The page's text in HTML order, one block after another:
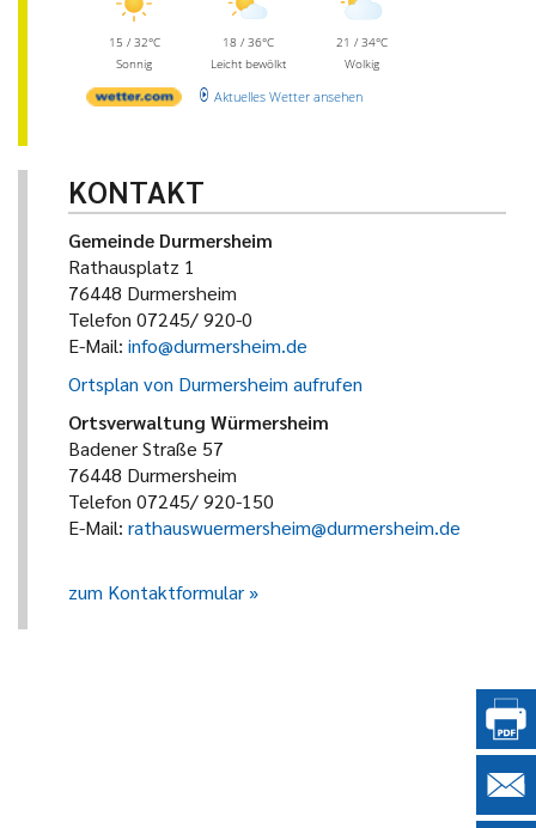
15 / 32°C
Sonnig
18 / 36°C
Leicht bewölkt
21 / 34°C
Wolkig
Aktuelles Wetter ansehen
KONTAKT
Gemeinde Durmersheim
Rathausplatz 1
76448 Durmersheim
Telefon 07245/ 920-0
E-Mail: info@durmersheim.de
Ortsplan von Durmersheim aufrufen
Ortsverwaltung Würmersheim
Badener Straße 57
76448 Durmersheim
Telefon 07245/ 920-150
E-Mail: rathauswuermersheim@durmersheim.de
zum Kontaktformular